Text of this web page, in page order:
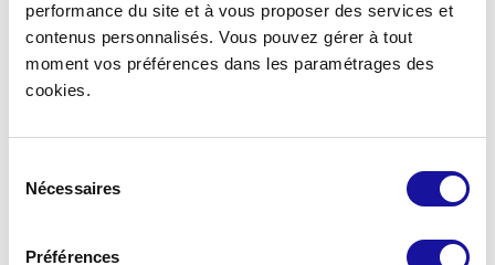
performance du site et à vous proposer des services et
contenus personnalisés. Vous pouvez gérer à tout
moment vos préférences dans les paramétrages des
cookies.
Nécessaires
Préférences
SCPI Eden